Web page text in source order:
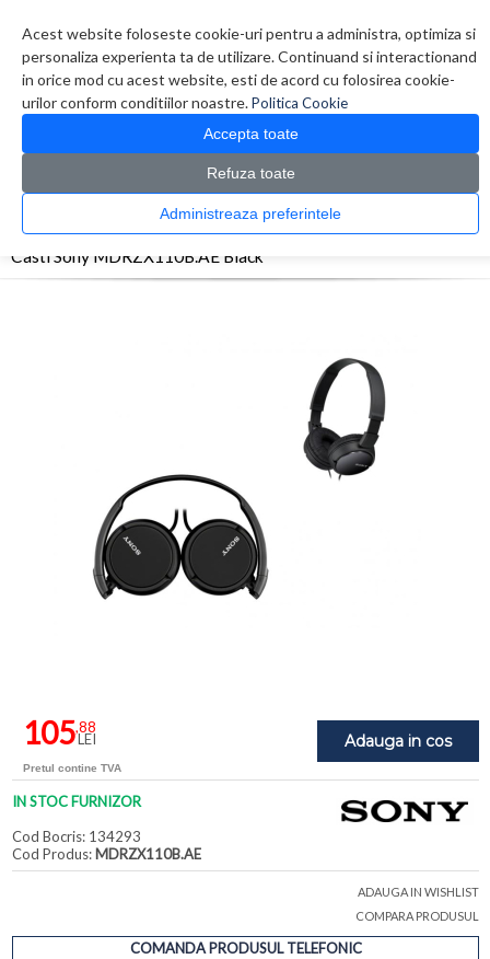
Acest website foloseste cookie-uri pentru a administra, optimiza si
personaliza experienta ta de utilizare. Continuand si interactionand
in orice mod cu acest website, esti de acord cu folosirea cookie-
urilor conform conditiilor noastre.Politica Cookie
Accepta toate
Refuza toate
Administreaza preferintele
0 produs(e)
CATALOG PRODUSE
> Casti > Casti Sony MDRZX110B.AE Black
Casti Sony MDRZX110B.AE Black
Adauga in cos
105,88
LEI
Pretul contine TVA
IN STOC FURNIZOR
Cod Bocris: 134293
Cod Produs: MDRZX110B.AE
ADAUGA IN WISHLIST
COMPARA PRODUSUL
COMANDA PRODUSUL TELEFONIC